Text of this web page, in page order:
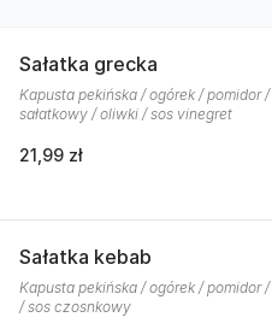
Sałatka grecka
Kapusta pekińska / ogórek / pomidor
sałatkowy / oliwki / sos vinegret
21,99 zł
Sałatka kebab
Kapusta pekińska / ogórek / pomidor
/ sos czosnkowy